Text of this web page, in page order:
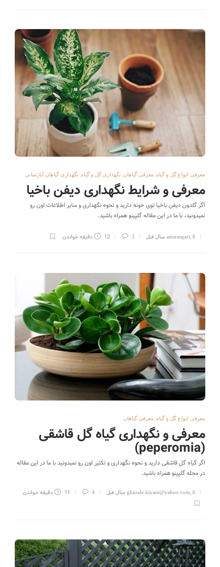
معرفی انواع گل و گیاه, معرفی گیاهان, نگهداری گل و گیاه, نگهداری گیاهان آپارتمانی
معرفی و شرایط نگهداری دیفن باخیا
اگر گلدون دیفن باخیا توی خونه دارید و نحوه نگهداری و سایر اطلاعات اون رو
نمیدونید، با ما در این مقاله گلپینو همراه باشید.
amirasgari, 6 سال قبل 3 12 دقیقه خواندن
معرفی انواع گل و گیاه, معرفی گیاهان
معرفی و نگهداری گیاه گل قاشقی
(peperomia)
اگر گیاه گل قاشقی دارید و نحوه نگهداری و تکثیر اون رو نمیدونید با ما در این مقاله
در مجله گلپینو همراه باشید.
ghazale.kiyani@yahoo.com, 6 سال قبل 4 11 دقیقه خواندن